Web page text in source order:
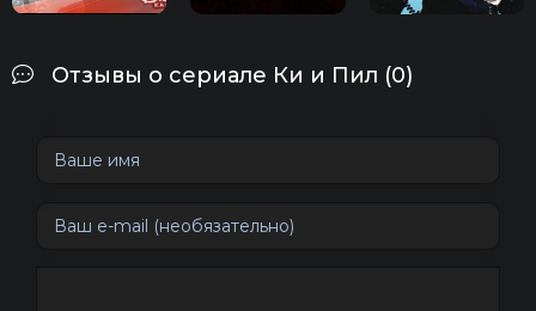
Отзывы о сериале Ки и Пил (0)